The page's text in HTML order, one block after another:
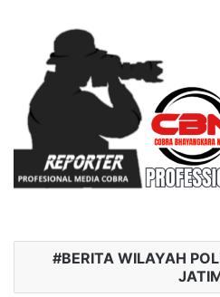
BERITA WILAYAH